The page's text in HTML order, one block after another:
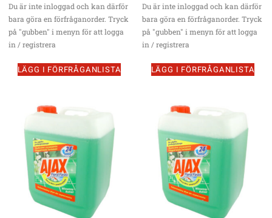
Du är inte inloggad och kan därför
bara göra en förfråganorder. Tryck
på "gubben" i menyn för att logga
in / registrera
LÄGG I FÖRFRÅGANLISTA
Du är inte inloggad och kan därför
bara göra en förfråganorder. Tryck
på "gubben" i menyn för att logga
in / registrera
LÄGG I FÖRFRÅGANLISTA